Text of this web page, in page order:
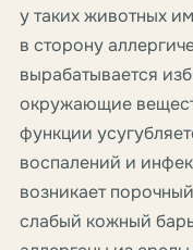
у таких животных
в сторону
вырабатывается
окружающие
функции
воспалений и
возникает
слабый кожный